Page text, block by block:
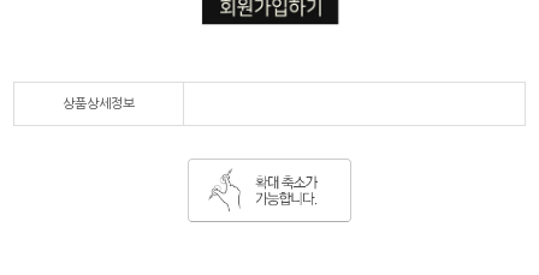
상품상세정보